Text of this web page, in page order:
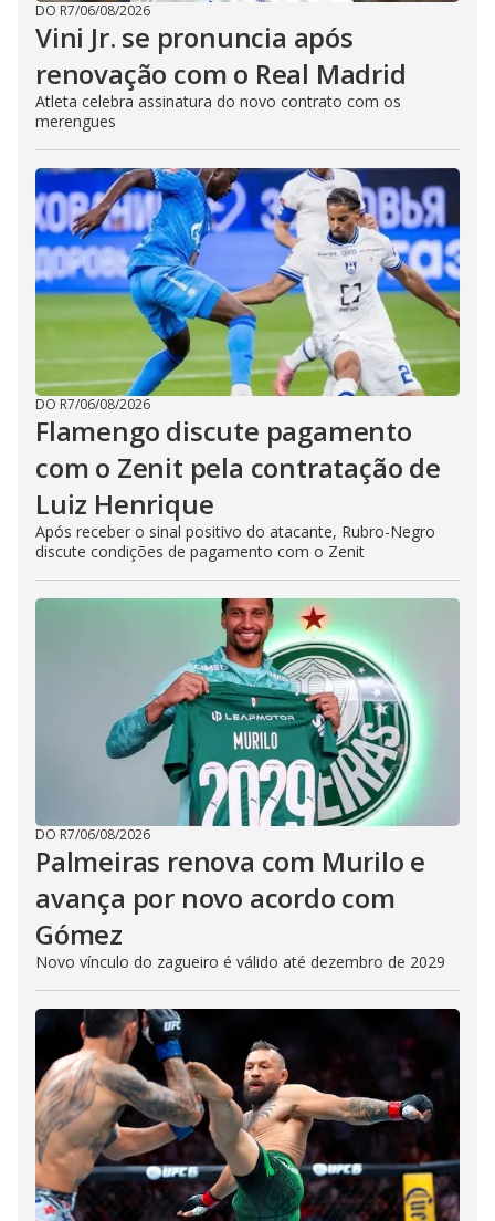
DO R7/06/08/2026
Vini Jr. se pronuncia após
renovação com o Real Madrid
Atleta celebra assinatura do novo contrato com os
merengues
DO R7/06/08/2026
Flamengo discute pagamento
com o Zenit pela contratação de
Luiz Henrique
Após receber o sinal positivo do atacante, Rubro-Negro
discute condições de pagamento com o Zenit
DO R7/06/08/2026
Palmeiras renova com Murilo e
avança por novo acordo com
Gómez
Novo vínculo do zagueiro é válido até dezembro de 2029